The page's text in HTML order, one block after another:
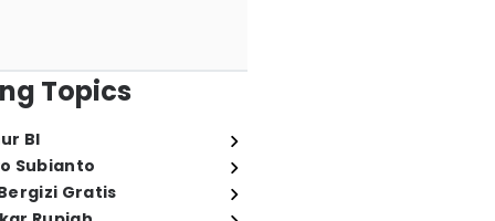
Topics
BI
Subianto
Gratis